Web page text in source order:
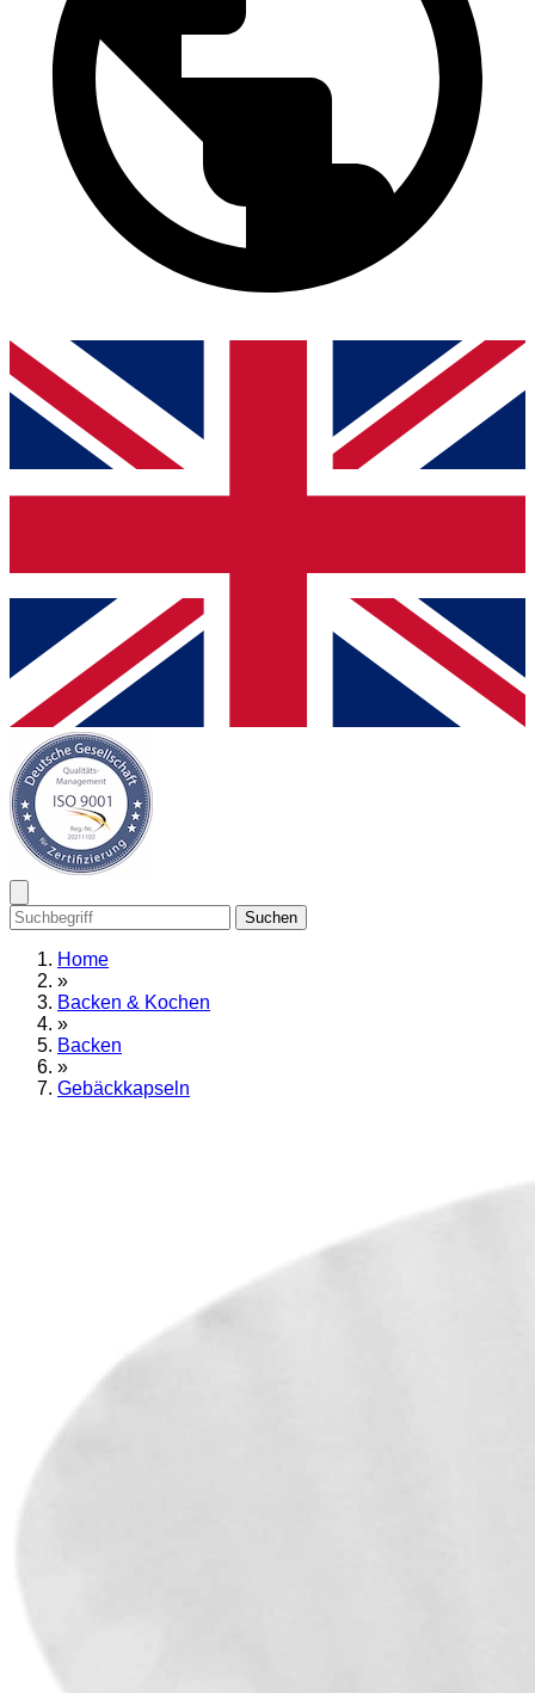
Suchen
Home
»
Backen & Kochen
»
Backen
»
Gebäckkapseln